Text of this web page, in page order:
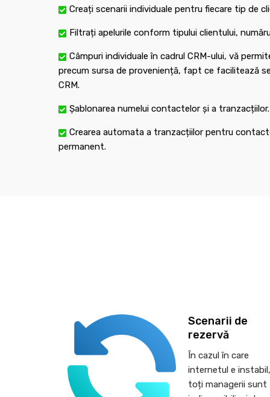
Creați scenarii individuale pentru fiecare tip de
Filtrați apelurile conform tipului clientului,
Câmpuri individuale în cadrul CRM-ului, vă
precum sursa de proveniență, fapt ce facilitează
CRM.
Șablonarea numelui contactelor și a tranzacțiilor.
Crearea automata a tranzacțiilor pentru
permanent.
Scenarii de
rezervă
În cazul în care
internetul e instabil,
toți managerii sunt